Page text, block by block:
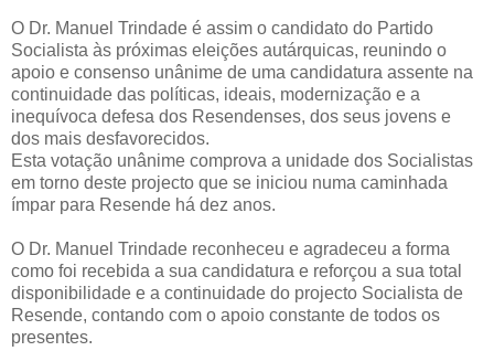
O Dr. Manuel Trindade é assim o candidato do Partido
Socialista às próximas eleições autárquicas, reunindo o
apoio e consenso unânime de uma candidatura assente na
continuidade das políticas, ideais, modernização e a
inequívoca defesa dos Resendenses, dos seus jovens e
dos mais desfavorecidos.
Esta votação unânime comprova a unidade dos Socialistas
em torno deste projecto que se iniciou numa caminhada
ímpar para Resende há dez anos.
O Dr. Manuel Trindade reconheceu e agradeceu a forma
como foi recebida a sua candidatura e reforçou a sua total
disponibilidade e a continuidade do projecto Socialista de
Resende, contando com o apoio constante de todos os
presentes.